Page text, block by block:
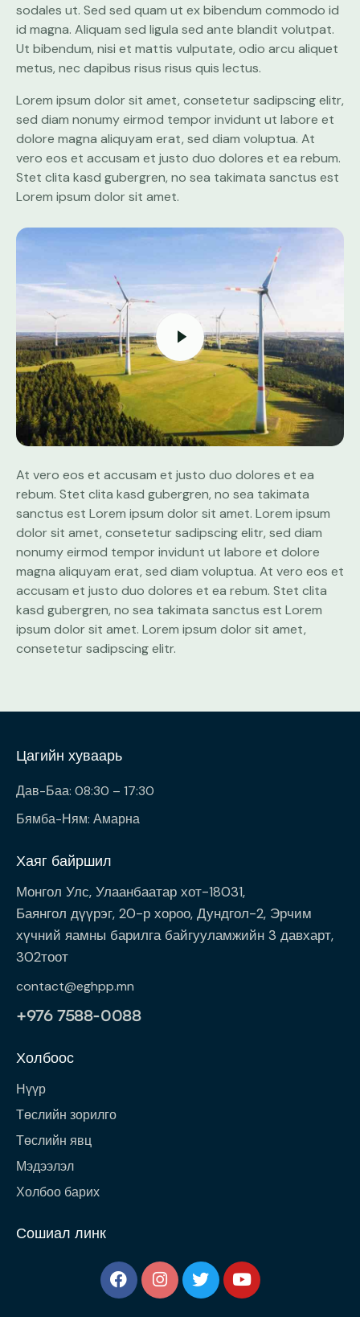
sodales ut. Sed sed quam ut ex bibendum commodo id
id magna. Aliquam sed ligula sed ante blandit volutpat.
Ut bibendum, nisi et mattis vulputate, odio arcu aliquet
metus, nec dapibus risus risus quis lectus.
Lorem ipsum dolor sit amet, consetetur sadipscing elitr,
sed diam nonumy eirmod tempor invidunt ut labore et
dolore magna aliquyam erat, sed diam voluptua. At
vero eos et accusam et justo duo dolores et ea rebum.
Stet clita kasd gubergren, no sea takimata sanctus est
Lorem ipsum dolor sit amet.
At vero eos et accusam et justo duo dolores et ea
rebum. Stet clita kasd gubergren, no sea takimata
sanctus est Lorem ipsum dolor sit amet. Lorem ipsum
dolor sit amet, consetetur sadipscing elitr, sed diam
nonumy eirmod tempor invidunt ut labore et dolore
magna aliquyam erat, sed diam voluptua. At vero eos et
accusam et justo duo dolores et ea rebum. Stet clita
kasd gubergren, no sea takimata sanctus est Lorem
ipsum dolor sit amet. Lorem ipsum dolor sit amet,
consetetur sadipscing elitr.
Цагийн хуваарь
Дав-Баа: 08:30 – 17:30
Бямба-Ням: Амарна
Хаяг байршил
Монгол Улс, Улаанбаатар хот-18031,
Баянгол дүүрэг, 20-р хороо, Дундгол-2, Эрчим
хүчний яамны барилга байгууламжийн 3 давхарт,
302тоот
contact@eghpp.mn
+976 7588-0088
Холбоос
Нүүр
Төслийн зорилго
Төслийн явц
Мэдээлэл
Холбоо барих
Сошиал линк